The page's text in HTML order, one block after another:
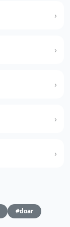
#doar